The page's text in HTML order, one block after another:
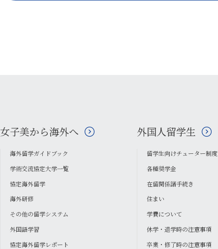
女子美から海外へ
海外留学ガイドブック
学術交流協定大学一覧
協定海外留学
海外研修
その他の留学システム
外国語学習
協定海外留学レポート
外国人留学生
留学生向けチューター制度
各種奨学金
在留関係諸手続き
住まい
学費について
休学・退学時の注意事項
卒業・修了時の注意事項